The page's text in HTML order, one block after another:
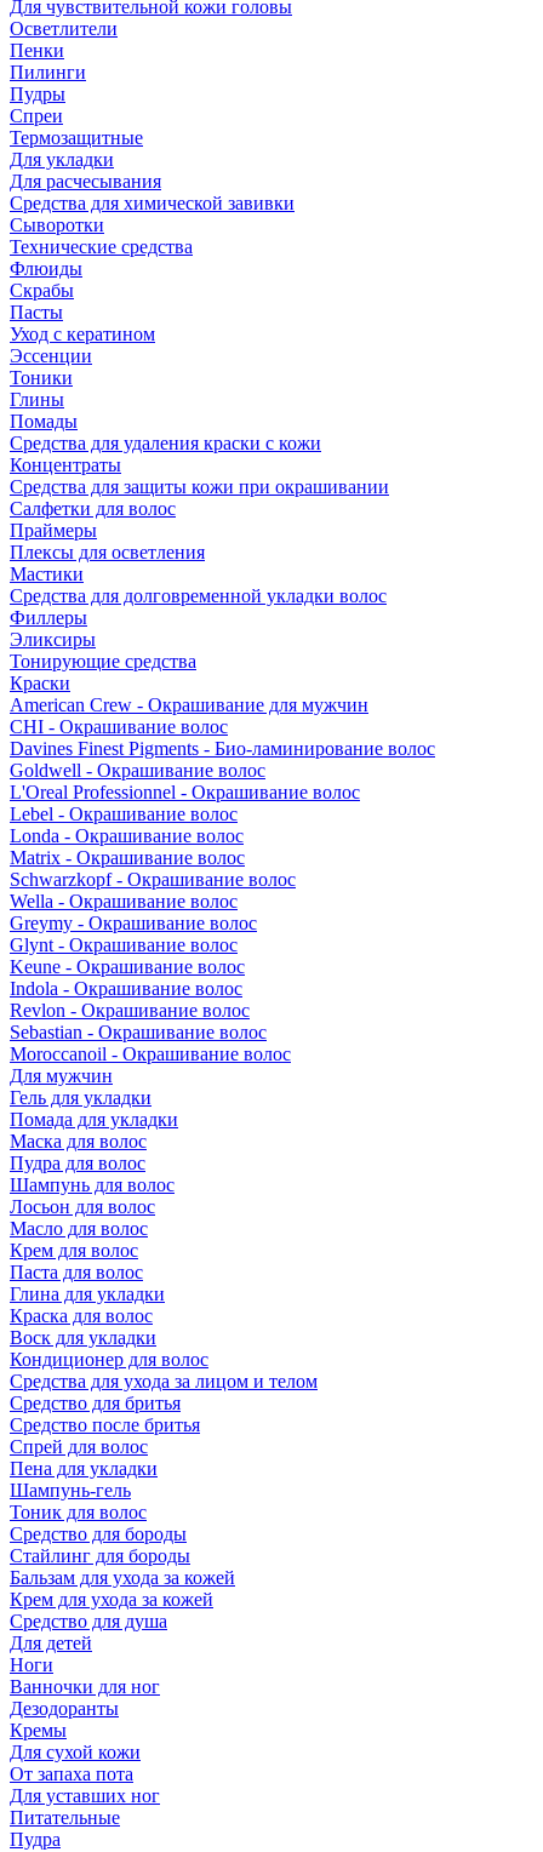
Для чувствительной кожи головы
Осветлители
Пенки
Пилинги
Пудры
Спреи
Термозащитные
Для укладки
Для расчесывания
Средства для химической завивки
Сыворотки
Технические средства
Флюиды
Скрабы
Пасты
Уход с кератином
Эссенции
Тоники
Глины
Помады
Средства для удаления краски с кожи
Концентраты
Средства для защиты кожи при окрашивании
Салфетки для волос
Праймеры
Плексы для осветления
Мастики
Средства для долговременной укладки волос
Филлеры
Эликсиры
Тонирующие средства
Краски
American Crew - Окрашивание для мужчин
CHI - Окрашивание волос
Davines Finest Pigments - Био-ламинирование волос
Goldwell - Окрашивание волос
L'Oreal Professionnel - Окрашивание волос
Lebel - Окрашивание волос
Londa - Окрашивание волос
Matrix - Окрашивание волос
Schwarzkopf - Окрашивание волос
Wella - Окрашивание волос
Greymy - Окрашивание волос
Glynt - Окрашивание волос
Keune - Окрашивание волос
Indola - Окрашивание волос
Revlon - Окрашивание волос
Sebastian - Окрашивание волос
Moroccanoil - Окрашивание волос
Для мужчин
Гель для укладки
Помада для укладки
Маска для волос
Пудра для волос
Шампунь для волос
Лосьон для волос
Масло для волос
Крем для волос
Паста для волос
Глина для укладки
Краска для волос
Воск для укладки
Кондиционер для волос
Средства для ухода за лицом и телом
Средство для бритья
Средство после бритья
Спрей для волос
Пена для укладки
Шампунь-гель
Тоник для волос
Средство для бороды
Стайлинг для бороды
Бальзам для ухода за кожей
Крем для ухода за кожей
Средство для душа
Для детей
Ноги
Ванночки для ног
Дезодоранты
Кремы
Для сухой кожи
От запаха пота
Для уставших ног
Питательные
Пудра